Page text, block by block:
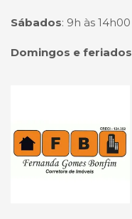
Sábados: 9h às 14h00
Domingos e feriados